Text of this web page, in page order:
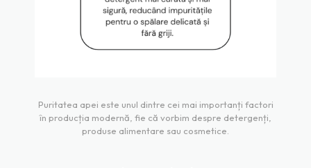
Puritatea apei este unul dintre cei mai importanți factori
în producția modernă, fie că vorbim despre detergenți,
produse alimentare sau cosmetice.